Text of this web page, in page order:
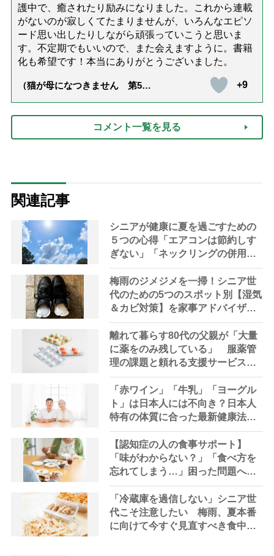
護中で、癒されたり励みになりました。これから連載
がないのが寂しくてたまりませんが、いろんなエピソ
ード思い出したりしながら頑張っていこうと思いま
す。不定期でもいいので、また会えますように。書籍
化も希望です！本当にありがとうございました。
（猫が母になつきません 第500
+9
コメント一覧を見る
関連記事
シニアが健康に夏を過ごすための
５つの心得「エアコンは節約しす
ぎない」「ネックリングの併用で
電気代をお得に」【節約＆家事ア
ドバイザー解説】
梅雨のジメジメを一掃！シニア世
代のための5つのスポット別【湿気
＆カビ対策】を家事アドバイザー
が指南
離れて暮らす80代の父親が「大量
に薬をのみ残している」 服薬管
理の課題と頼れる支援サービスを
専門家が解説
「赤ワイン」「牛乳」「ヨーグル
ト」は日本人には不向き？日本人
特有の体質に合った最新健康法を
内科医が指南
【認知症の人の食事サポート】
「味がわからない？」「食べ方を
忘れてしまう…」困った問題への5
つの工夫【管理栄養士解説】
「冷蔵庫を過信しない」シニア世
代こそ注意したい 梅雨、夏本番
に向けて今すぐ見直すべき食中毒